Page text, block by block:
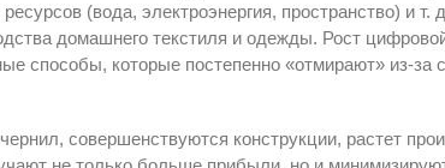
(вода, электроэнергия, пространство) и
домашнего текстиля и одежды. Рост
способы, которые постепенно «отмирают» из-за
совершенствуются конструкции, растет